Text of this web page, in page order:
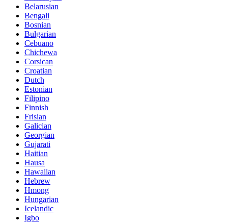
Belarusian
Bengali
Bosnian
Bulgarian
Cebuano
Chichewa
Corsican
Croatian
Dutch
Estonian
Filipino
Finnish
Frisian
Galician
Georgian
Gujarati
Haitian
Hausa
Hawaiian
Hebrew
Hmong
Hungarian
Icelandic
Igbo